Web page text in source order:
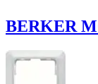
BERKER